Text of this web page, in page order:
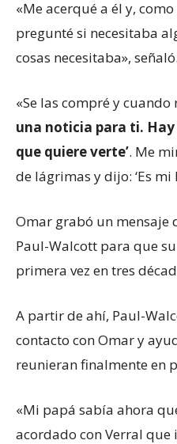
«Me acerqué a él y,
pregunté si necesitaba
cosas necesitaba», señaló.
«Se las compré y cuando
una noticia para ti.
que quiere verte’. Me
de lágrimas y dijo: ‘Es mi
Omar grabó un mensaje
Paul-Walcott para que
primera vez en tres
A partir de ahí, Paul-
contacto con Omar y
reunieran finalmente en
«Mi papá sabía ahora
acordado con Verral que